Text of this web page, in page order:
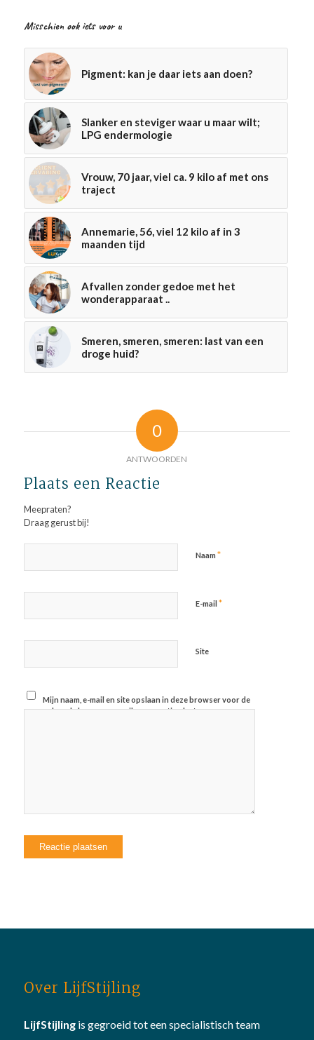
Misschien ook iets voor u
Pigment: kan je daar iets aan doen?
Slanker en steviger waar u maar wilt;
LPG endermologie
Vrouw, 70 jaar, viel ca. 9 kilo af met ons
traject
Annemarie, 56, viel 12 kilo af in 3
maanden tijd
Afvallen zonder gedoe met het
wonderapparaat ..
Smeren, smeren, smeren: last van een
droge huid?
0
ANTWOORDEN
Plaats een Reactie
Meepraten?
Draag gerust bij!
Naam *
E-mail *
Site
Mijn naam, e-mail en site opslaan in deze browser voor de
volgende keer wanneer ik een reactie plaats.
Over LijfStijling
LijfStijlingis gegroeid tot een specialistisch team